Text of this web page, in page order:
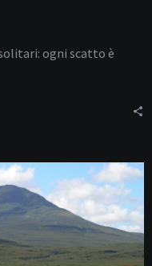
ogni scatto è